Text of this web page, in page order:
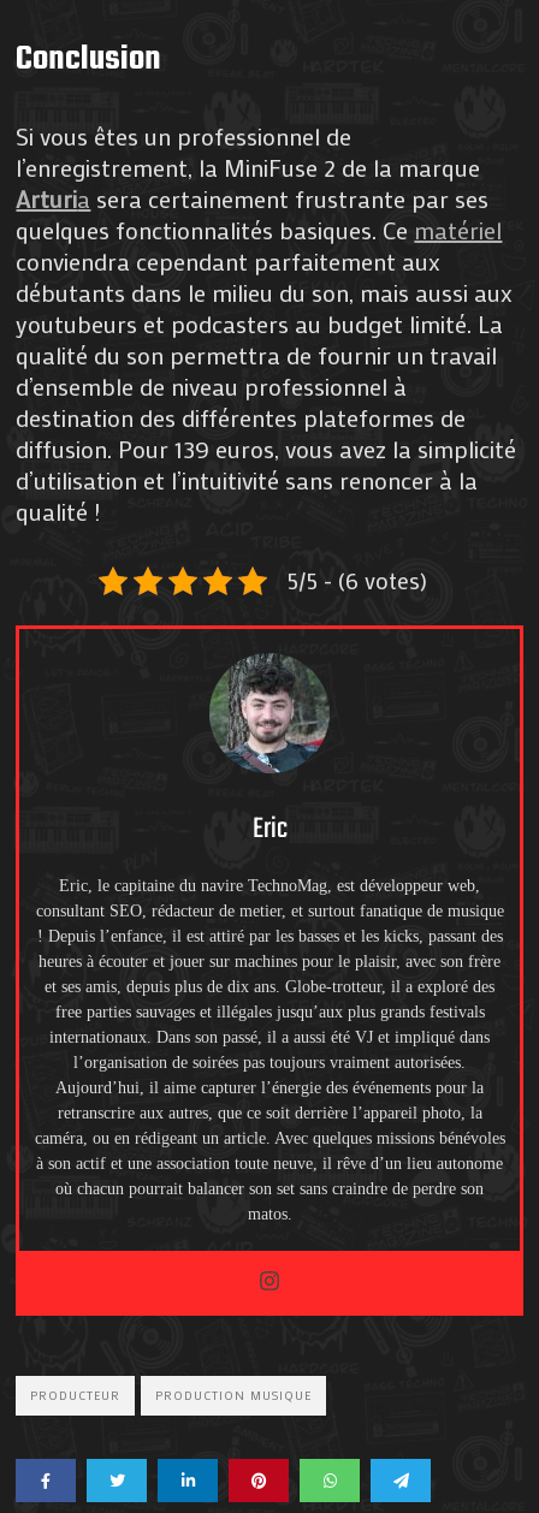
Conclusion
Si vous êtes un professionnel de
l’enregistrement, la MiniFuse 2 de la marque
Arturia sera certainement frustrante par ses
quelques fonctionnalités basiques. Ce matériel
conviendra cependant parfaitement aux
débutants dans le milieu du son, mais aussi aux
youtubeurs et podcasters au budget limité. La
qualité du son permettra de fournir un travail
d’ensemble de niveau professionnel à
destination des différentes plateformes de
diffusion. Pour 139 euros, vous avez la simplicité
d’utilisation et l’intuitivité sans renoncer à la
qualité !
5/5 - (6 votes)
Eric
Eric, le capitaine du navire TechnoMag, est développeur web,
consultant SEO, rédacteur de metier, et surtout fanatique de musique
! Depuis l’enfance, il est attiré par les basses et les kicks, passant des
heures à écouter et jouer sur machines pour le plaisir, avec son frère
et ses amis, depuis plus de dix ans. Globe-trotteur, il a exploré des
free parties sauvages et illégales jusqu’aux plus grands festivals
internationaux. Dans son passé, il a aussi été VJ et impliqué dans
l’organisation de soirées pas toujours vraiment autorisées.
Aujourd’hui, il aime capturer l’énergie des événements pour la
retranscrire aux autres, que ce soit derrière l’appareil photo, la
caméra, ou en rédigeant un article. Avec quelques missions bénévoles
à son actif et une association toute neuve, il rêve d’un lieu autonome
où chacun pourrait balancer son set sans craindre de perdre son
matos.
PRODUCTEUR PRODUCTION MUSIQUE